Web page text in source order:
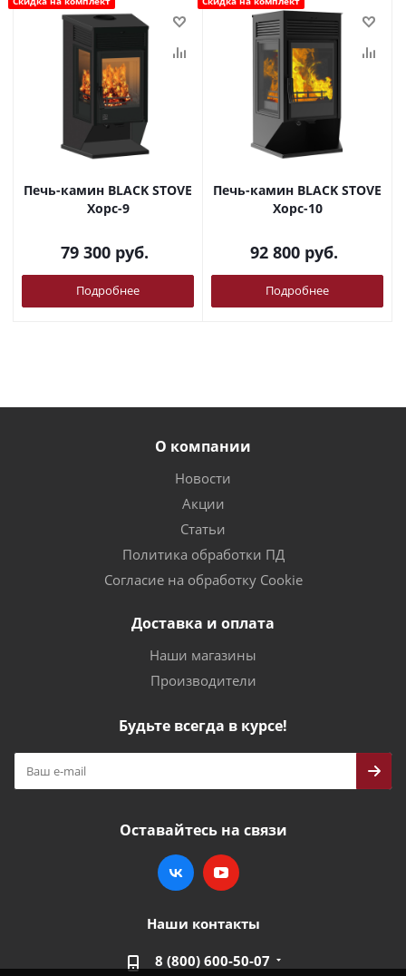
Печь-камин BLACK STOVE
Хорс-9
79 300 руб.
Подробнее
Печь-камин BLACK STOVE
Хорс-10
92 800 руб.
Подробнее
О компании
Новости
Акции
Статьи
Политика обработки ПД
Согласие на обработку Cookie
Доставка и оплата
Наши магазины
Производители
Будьте всегда в курсе!
Оставайтесь на связи
Наши контакты
8 (800) 600-50-07